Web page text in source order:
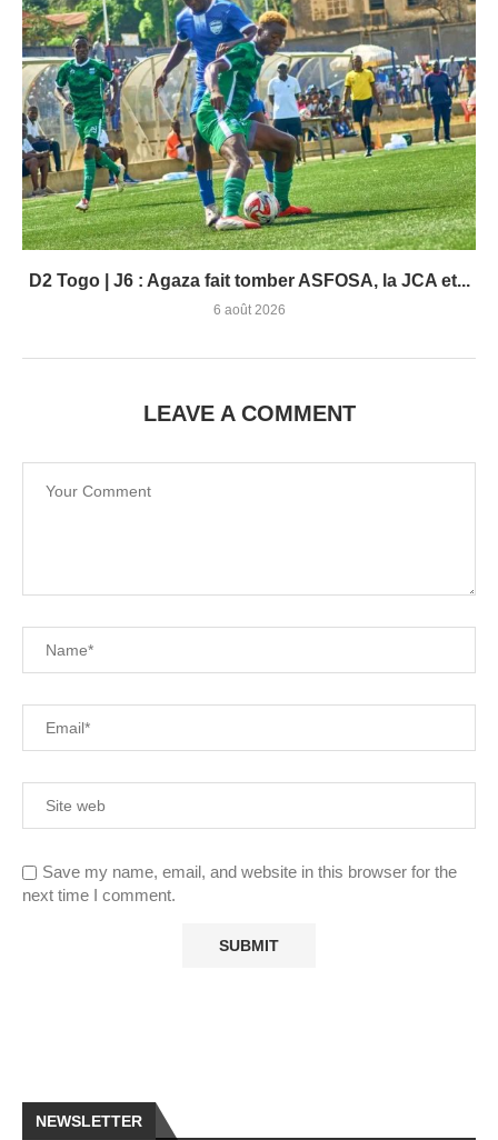
D2 Togo | J6 : Agaza fait tomber ASFOSA, la JCA et...
6 août 2026
LEAVE A COMMENT
Save my name, email, and website in this browser for the
next time I comment.
NEWSLETTER